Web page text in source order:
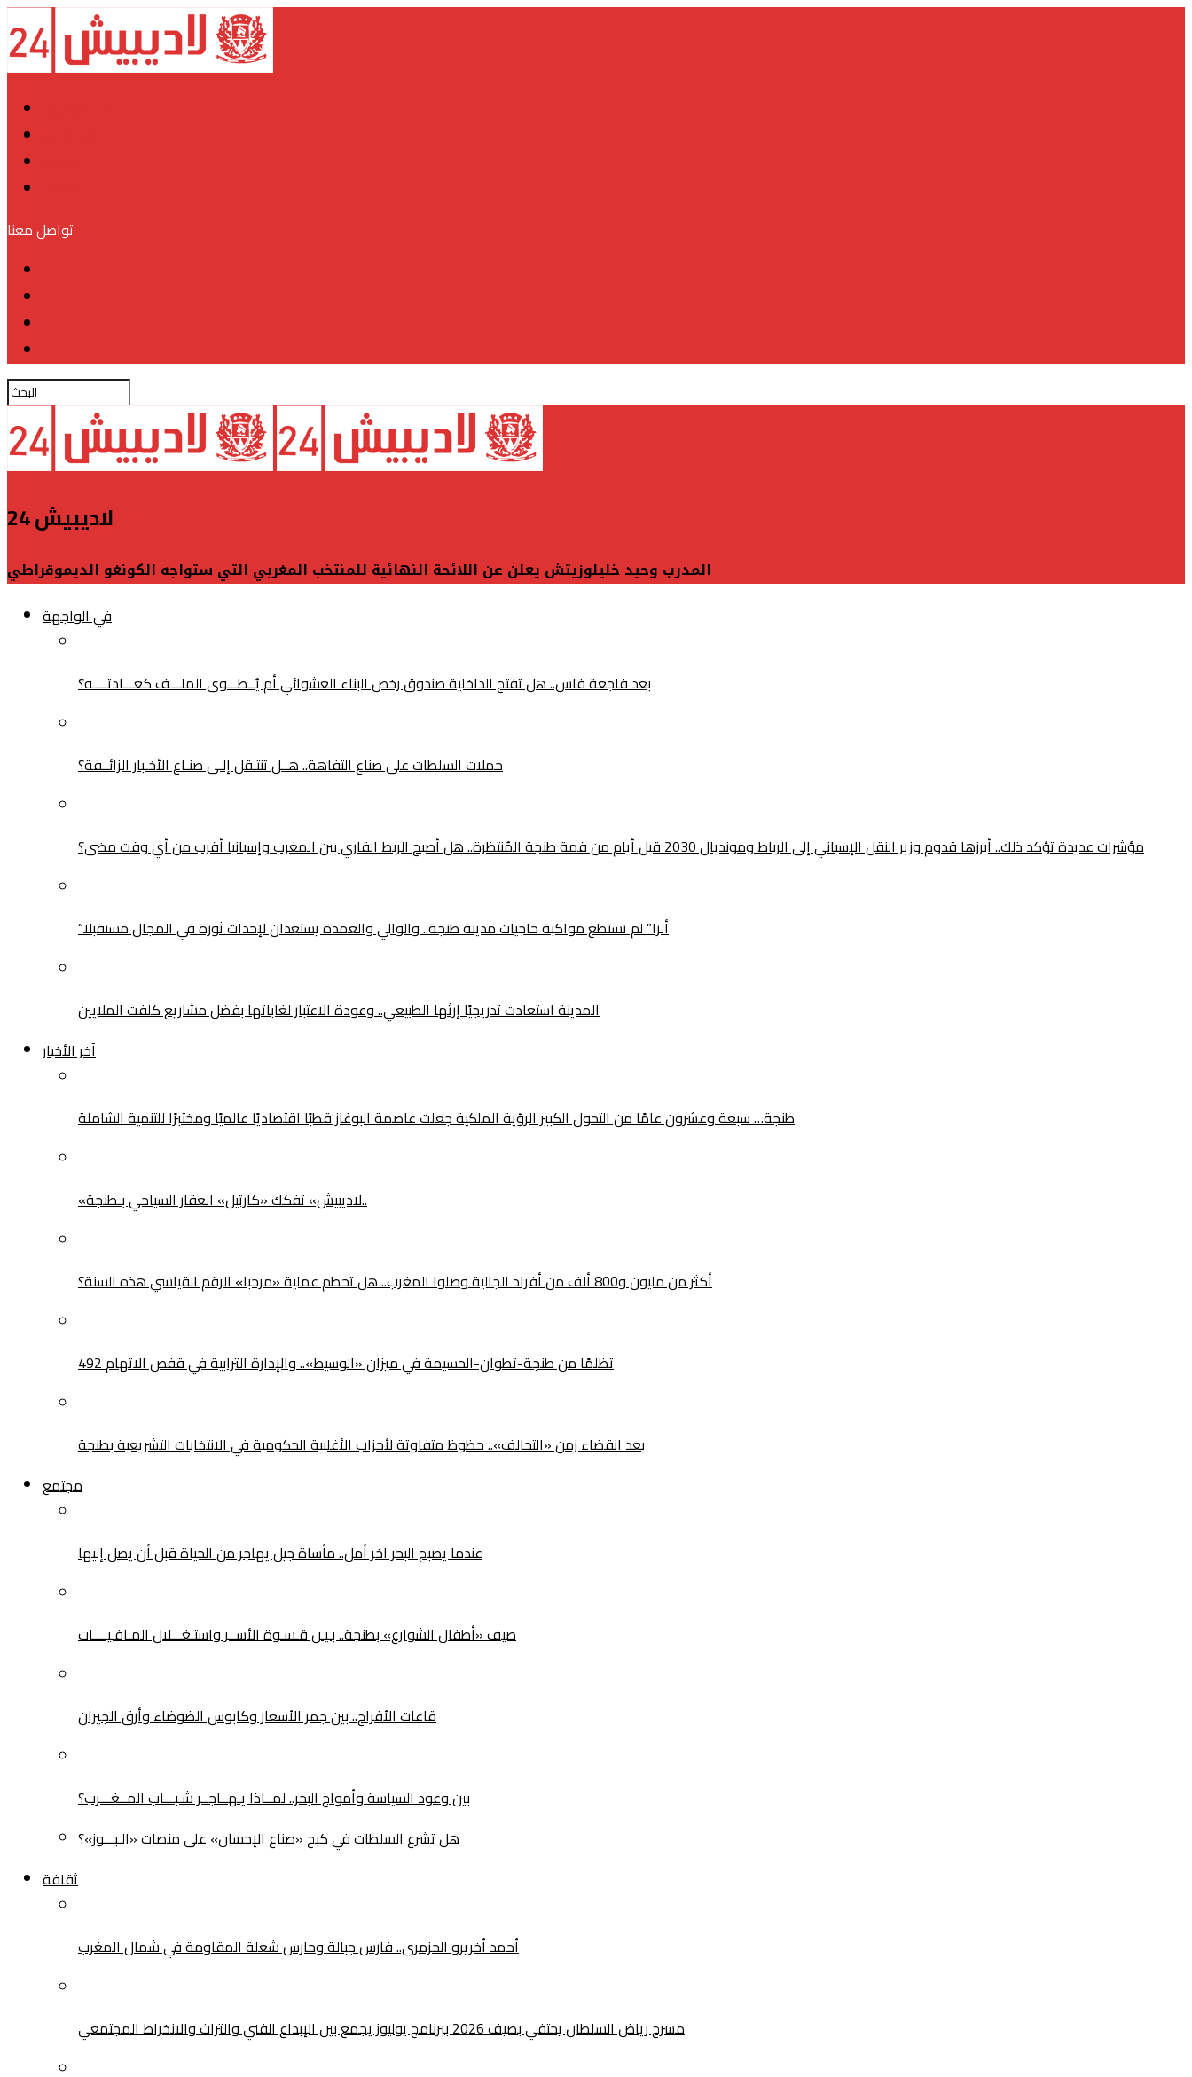
تواصل معنا
لاديبيش 24
المدرب وحيد خليلوزيتش يعلن عن اللائحة النهائية للمنتخب المغربي التي ستواجه الكونغو الديموقراطي
في الواجهة
بعد فاجعة فاس.. هل تفتح الداخلية صندوق رخص البناء العشوائي أم يُــطـــوى الملـــف كعـــادتــــه؟
حملات السلطات على صناع التفاهة.. هــل تنتـقل إلـى صنـاع الأخـبار الزائــفة؟
مؤشرات عديدة تؤكد ذلك.. أبرزها قدوم وزير النقل الإسباني إلى الرباط ومونديال 2030 قبل أيام من قمة طنجة المُنتظرة.. هل أصبح الربط القاري بين المغرب وإسبانيا أقرب من أي وقت مضى؟
“ألزا” لم تستطع مواكبة حاجيات مدينة طنجة.. والوالي والعمدة يستعدان لإحداث ثورة في المجال مستقبلا
المدينة استعادت تدريجيًا إرثها الطبيعي.. وعودة الاعتبار لغاباتها بفضل مشاريع كلفت الملايين
آخر الأخبار
طنجة… سبعة وعشرون عامًا من التحول الكبير الرؤية الملكية جعلت عاصمة البوغاز قطبًا اقتصاديًا عالميًا ومختبرًا للتنمية الشاملة
«لاديبيش» تفكك «كارتيل» العقار السياحي بـطنجة..
أكثر من مليون و800 ألف من أفراد الجالية وصلوا المغرب.. هل تحطم عملية «مرحبا» الرقم القياسي هذه السنة؟
492 تظلمًا من طنجة-تطوان-الحسيمة في ميزان «الوسيط».. والإدارة الترابية في قفص الاتهام
بعد انقضاء زمن «التحالف».. حظوظ متفاوتة لأحزاب الأغلبية الحكومية في الانتخابات التشريعية بطنجة
مجتمع
عندما يصبح البحر آخر أمل.. مأساة جيل يهاجر من الحياة قبل أن يصل إليها
صيف «أطفال الشوارع» بطنجة.. بـيـن قـسـوة الأســر واستـغـــلال المـافـيــــات
قاعات الأفراح.. بين جمر الأسعار وكابوس الضوضاء وأرق الجيران
بين وعود السياسة وأمواج البحر.. لمــاذا يـهــاجــر شـبـــاب المــغـــرب؟
هل تشرع السلطات في كبح «صناع الإحسان» على منصات «الـبـــوز»؟
ثقافة
أحمد أخريرو الحزمرى.. فارس جبالة وحارس شعلة المقاومة في شمال المغرب
مسرح رياض السلطان يحتفي بصيف 2026 ببرنامج يوليوز يجمع بين الإبداع الفني والتراث والانخراط المجتمعي